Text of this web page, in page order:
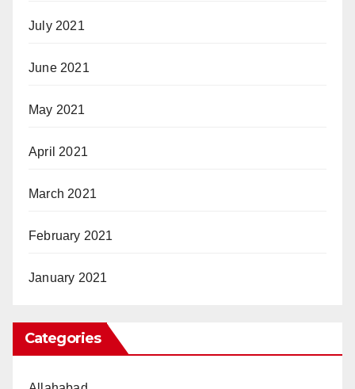
July 2021
June 2021
May 2021
April 2021
March 2021
February 2021
January 2021
Categories